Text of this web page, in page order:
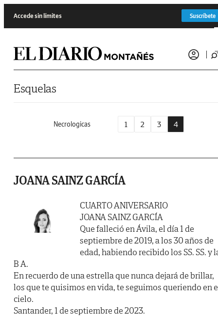
Accede sin límites Suscríbete
Esquelas
Necrologicas 1 2 3 4
JOANA SAINZ GARCÍA
CUARTO ANIVERSARIO
JOANA SAINZ GARCÍA
Que falleció en Ávila, el día 1 de
septiembre de 2019, a los 30 años de
edad, habiendo recibido los SS. SS. y
B A.
En recuerdo de una estrella que nunca dejará de brillar,
los que te quisimos en vida, te seguimos queriendo en
cielo.
Santander, 1 de septiembre de 2023.